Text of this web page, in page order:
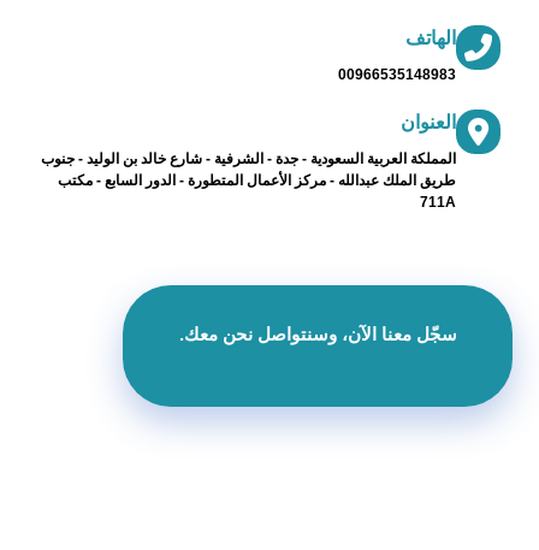
الهاتف
00966535148983
العنوان
المملكة العربية السعودية - جدة - الشرفية - شارع خالد بن الوليد - جنوب
طريق الملك عبدالله - مركز الأعمال المتطورة - الدور السابع - مكتب
711A
سجّل معنا الآن، وسنتواصل نحن معك.